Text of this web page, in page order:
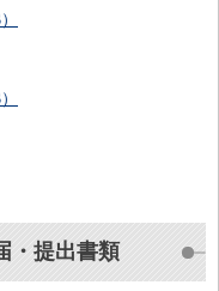
・提出書類